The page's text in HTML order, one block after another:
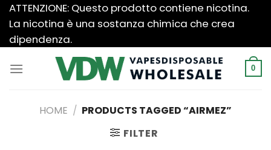
Salta
contenuti
ATTENZIONE: Questo prodotto contiene nicotina.
La nicotina è una sostanza chimica che crea
dipendenza.
0
HOME / PRODUCTS TAGGED “AIRMEZ”
FILTER